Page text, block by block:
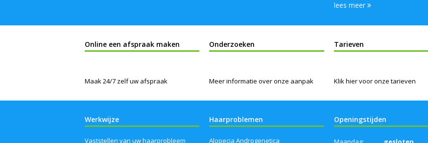
lees meer
Online een afspraak maken
Maak 24/7 zelf uw afspraak
Onderzoeken
Meer informatie over onze aanpak
Tarieven
Klik hier voor onze tarieven
Werkwijze
Vaststellen van uw haarprobleem
Haarproblemen
Alopecia Androgenetica
Openingstijden